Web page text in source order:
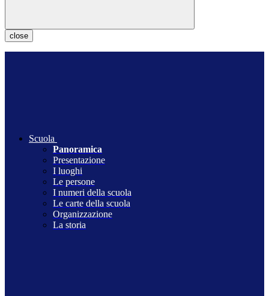
close
Scuola
Panoramica
Presentazione
I luoghi
Le persone
I numeri della scuola
Le carte della scuola
Organizzazione
La storia